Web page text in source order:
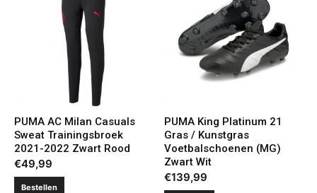
PUMA AC Milan Casuals
Sweat Trainingsbroek
2021-2022 Zwart Rood
€49,99
Bestellen
PUMA King Platinum 21
Gras / Kunstgras
Voetbalschoenen (MG)
Zwart Wit
€139,99